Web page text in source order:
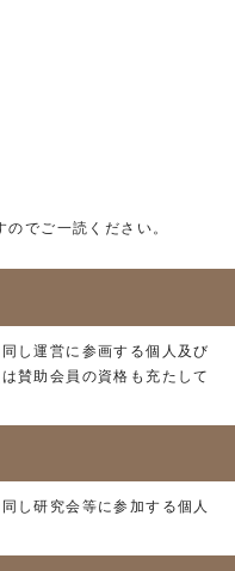
でご一読ください。
し運営に参画する個人及び
賛助会員の資格も充たして
し研究会等に参加する個人